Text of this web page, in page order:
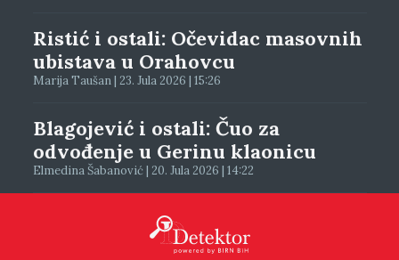
Ristić i ostali: Očevidac masovnih
ubistava u Orahovcu
Marija Taušan | 23. Jula 2026 | 15:26
Blagojević i ostali: Čuo za
odvođenje u Gerinu klaonicu
Elmedina Šabanović | 20. Jula 2026 | 14:22